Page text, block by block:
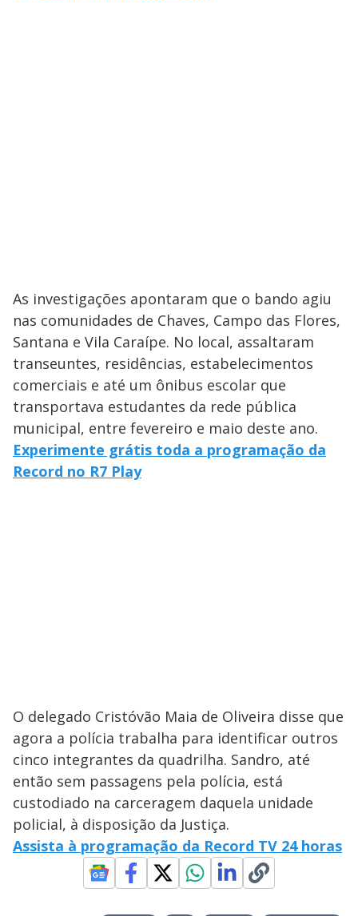
As investigações apontaram que o bando agiu
nas comunidades de Chaves, Campo das Flores,
Santana e Vila Caraípe. No local, assaltaram
transeuntes, residências, estabelecimentos
comerciais e até um ônibus escolar que
transportava estudantes da rede pública
municipal, entre fevereiro e maio deste ano.
Experimente grátis toda a programação da
Record no R7 Play
O delegado Cristóvão Maia de Oliveira disse que
agora a polícia trabalha para identificar outros
cinco integrantes da quadrilha. Sandro, até
então sem passagens pela polícia, está
custodiado na carceragem daquela unidade
policial, à disposição da Justiça.
Assista à programação da Record TV 24 horas